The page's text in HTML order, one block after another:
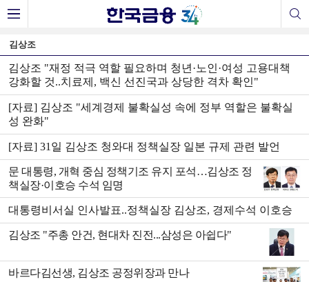
김상조
김상조 "재정 적극 역할 필요하며 청년·노인·여성 고용대책
강화할 것..치료제, 백신 선진국과 상당한 격차 확인"
[자료] 김상조 "세계경제 불확실성 속에 정부 역할은 불확실
성 완화"
[자료] 31일 김상조 청와대 정책실장 일본 규제 관련 발언
문 대통령, 개혁 중심 정책기조 유지 포석…김상조 정
책실장·이호승 수석 임명
대통령비서실 인사발표..정책실장 김상조, 경제수석 이호승
김상조 "주총 안건, 현대차 진전...삼성은 아쉽다"
바르다김선생, 김상조 공정위장과 만나